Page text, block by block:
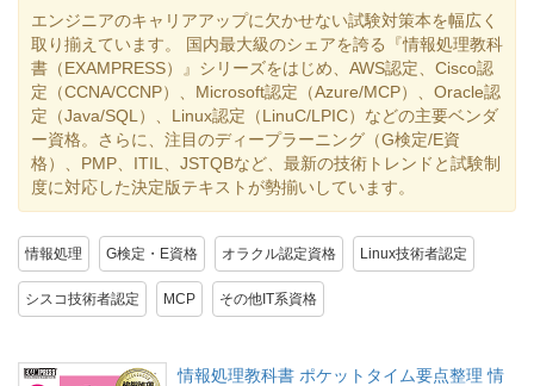
エンジニアのキャリアアップに欠かせない試験対策本を幅広く
取り揃えています。 国内最大級のシェアを誇る『情報処理教科
書（EXAMPRESS）』シリーズをはじめ、AWS認定、Cisco認
定（CCNA/CCNP）、Microsoft認定（Azure/MCP）、Oracle認
定（Java/SQL）、Linux認定（LinuC/LPIC）などの主要ベンダ
ー資格。さらに、注目のディープラーニング（G検定/E資
格）、PMP、ITIL、JSTQBなど、最新の技術トレンドと試験制
度に対応した決定版テキストが勢揃いしています。
情報処理 G検定・E資格 オラクル認定資格 Linux技術者認定
シスコ技術者認定 MCP その他IT系資格
情報処理教科書 ポケットタイム要点整理 情